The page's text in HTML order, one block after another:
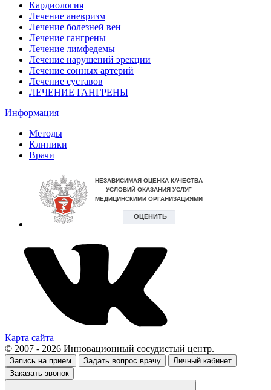
Кардиология
Лечение аневризм
Лечение болезней вен
Лечение гангрены
Лечение лимфедемы
Лечение нарушений эрекции
Лечение сонных артерий
Лечение суставов
ЛЕЧЕНИЕ ГАНГРЕНЫ
Информация
Методы
Клиники
Врачи
Карта сайта
© 2007 - 2026 Инновационный сосудистый центр.
Запись на прием Задать вопрос врачу
Личный кабинет
Заказать звонок